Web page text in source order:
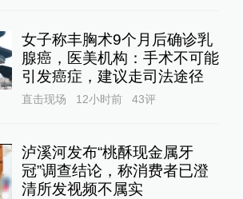
女子称丰胸术9个月后确诊乳
腺癌，医美机构：手术不可能
引发癌症，建议走司法途径
直击现场 12小时前 43评
泸溪河发布“桃酥现金属牙
冠”调查结论，称消费者已澄
清所发视频不属实